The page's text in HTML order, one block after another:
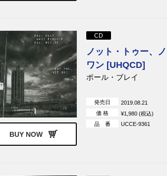
BUY NOW
CD
ノット・トゥー、
ワン [UHQCD]
ポール・ブレイ
発売日
2019.08.21
価 格
¥1,980 (税込)
品 番
UCCE-9361